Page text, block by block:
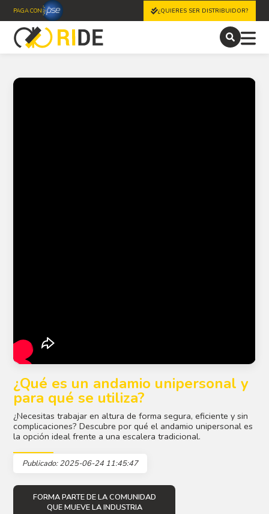
PAGA CON ¿QUIERES SER DISTRIBUIDOR?
¿Qué es un andamio unipersonal y
para qué se utiliza?
¿Necesitas trabajar en altura de forma segura, eficiente y sin
complicaciones? Descubre por qué el andamio unipersonal es
la opción ideal frente a una escalera tradicional.
Publicado: 2025-06-24 11:45:47
FORMA PARTE DE LA COMUNIDAD
QUE MUEVE LA INDUSTRIA